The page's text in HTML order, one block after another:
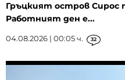
Гръцкият остров Сирос
Работният ден е...
04.08.2026 | 00:05 ч. 32